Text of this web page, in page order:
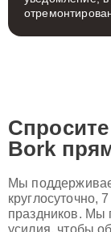
Bork
Мы
круглосуточно,
праздников. Мы
усилия, чтобы